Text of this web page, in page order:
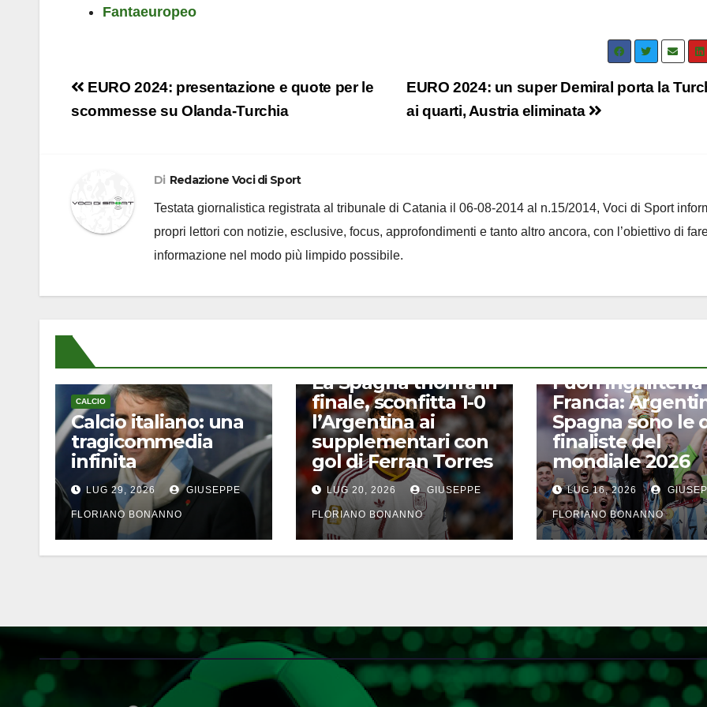
Fantaeuropeo
Navigazione
articoli
EURO 2024: un super Demiral porta la
ai quarti, Austria eliminata
EURO 2024: presentazione e quote per le
scommesse su Olanda-Turchia
Di Redazione Voci di Sport
Testata giornalistica registrata al tribunale di Catania il 06-08-2014 al n.15/2014, Voci di Sport
propri lettori con notizie, esclusive, focus, approfondimenti e tanto altro ancora, con l’obiettivo di
informazione nel modo più limpido possibile.
CALCIO
Calcio italiano: una
tragicommedia
infinita
LUG 29, 2026 GIUSEPPE
FLORIANO BONANNO
La Spagna trionfa in
finale, sconfitta 1-0
l’Argentina ai
supplementari con
gol di Ferran Torres
LUG 20, 2026 GIUSEPPE
FLORIANO BONANNO
Fuori Inghilterra
Francia:
Spagna sono le
finaliste del
mondiale 2026
LUG 16, 2026
FLORIANO BONANNO